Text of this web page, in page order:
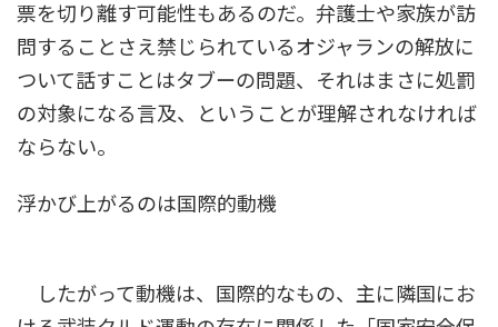
票を切り離す可能性もあるのだ。弁護士や家族が訪
問することさえ禁じられているオジャランの解放に
ついて話すことはタブーの問題、それはまさに処罰
の対象になる言及、ということが理解されなければ
ならない。
浮かび上がるのは国際的動機
したがって動機は、国際的なもの、主に隣国にお